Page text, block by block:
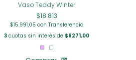
Vaso Teddy Winter
$18.813
$15.991,05 con Transferencia
3 cuotas sin interés de$6271,00